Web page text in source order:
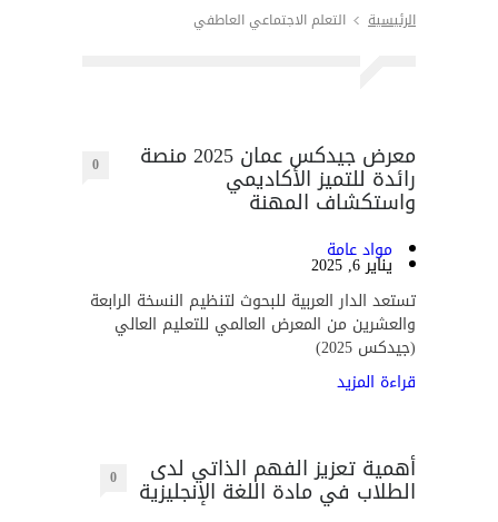
الرئيسية التعلم الاجتماعي العاطفي
معرض جيدكس عمان 2025 منصة
رائدة للتميز الأكاديمي
واستكشاف المهنة
0
مواد عامة
يناير 6, 2025
تستعد الدار العربية للبحوث لتنظيم النسخة الرابعة
والعشرين من المعرض العالمي للتعليم العالي
(جيدكس 2025)
قراءة المزيد
أهمية تعزيز الفهم الذاتي لدى
الطلاب في مادة اللغة الإنجليزية 0